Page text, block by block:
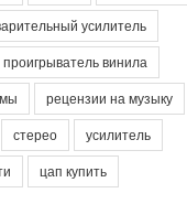
усилитель
проигрыватель винила
рецензии на музыку
стерео
усилитель
цап купить